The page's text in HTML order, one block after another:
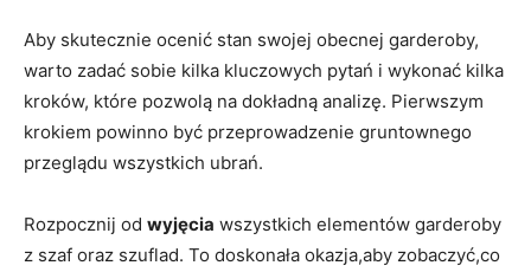
Aby skutecznie ocenić stan swojej obecnej garderoby,
warto zadać sobie kilka kluczowych pytań i wykonać kilka
kroków, które pozwolą na dokładną analizę. Pierwszym
krokiem powinno być przeprowadzenie gruntownego
przeglądu wszystkich ubrań.
Rozpocznij od wyjęcia wszystkich elementów garderoby
z szaf oraz szuflad. To doskonała okazja,aby zobaczyć,co